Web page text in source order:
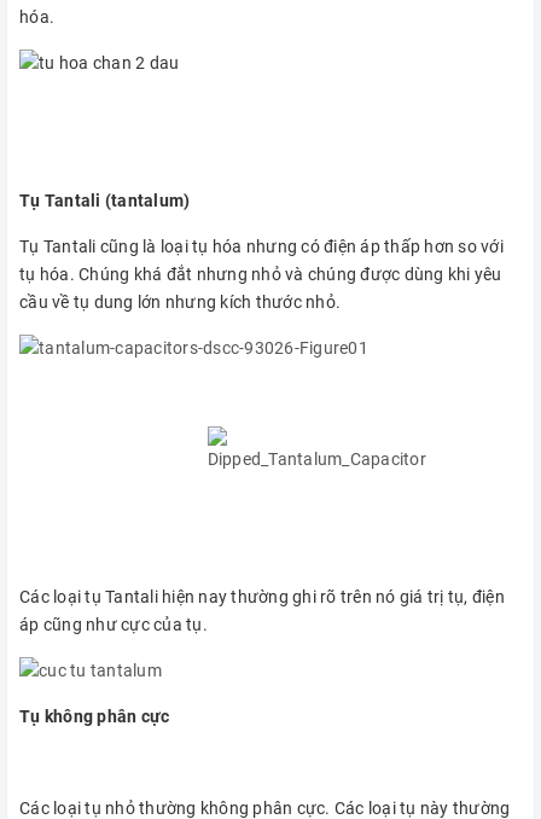
hóa.
Tụ Tantali (tantalum)
Tụ Tantali cũng là loại tụ hóa nhưng có điện áp thấp hơn so với
tụ hóa. Chúng khá đắt nhưng nhỏ và chúng được dùng khi yêu
cầu về tụ dung lớn nhưng kích thước nhỏ.
Các loại tụ Tantali hiện nay thường ghi rõ trên nó giá trị tụ, điện
áp cũng như cực của tụ.
Tụ không phân cực
Các loại tụ nhỏ thường không phân cực. Các loại tụ này thường